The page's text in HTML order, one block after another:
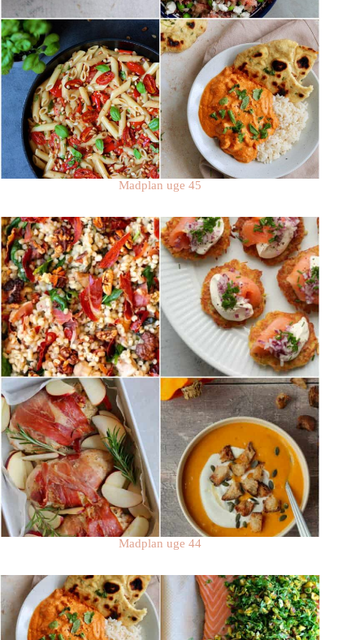
Madplan uge 45
Madplan uge 44